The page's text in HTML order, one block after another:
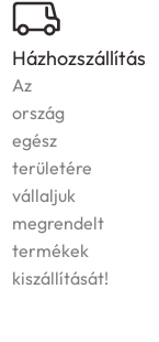
Házhozszállítás
Az
ország
egész
területére
vállaljuk
megrendelt
termékek
kiszállítását!